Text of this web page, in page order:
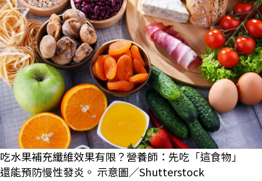
吃水果補充纖維效果有限？營養師：先吃「這食物」
還能預防慢性發炎。 示意圖／Shutterstock